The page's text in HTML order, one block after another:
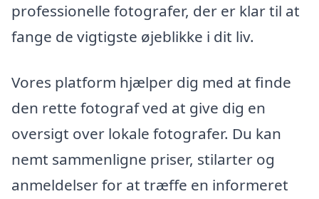
professionelle fotografer, der er klar til at
fange de vigtigste øjeblikke i dit liv.
Vores platform hjælper dig med at finde
den rette fotograf ved at give dig en
oversigt over lokale fotografer. Du kan
nemt sammenligne priser, stilarter og
anmeldelser for at træffe en informeret